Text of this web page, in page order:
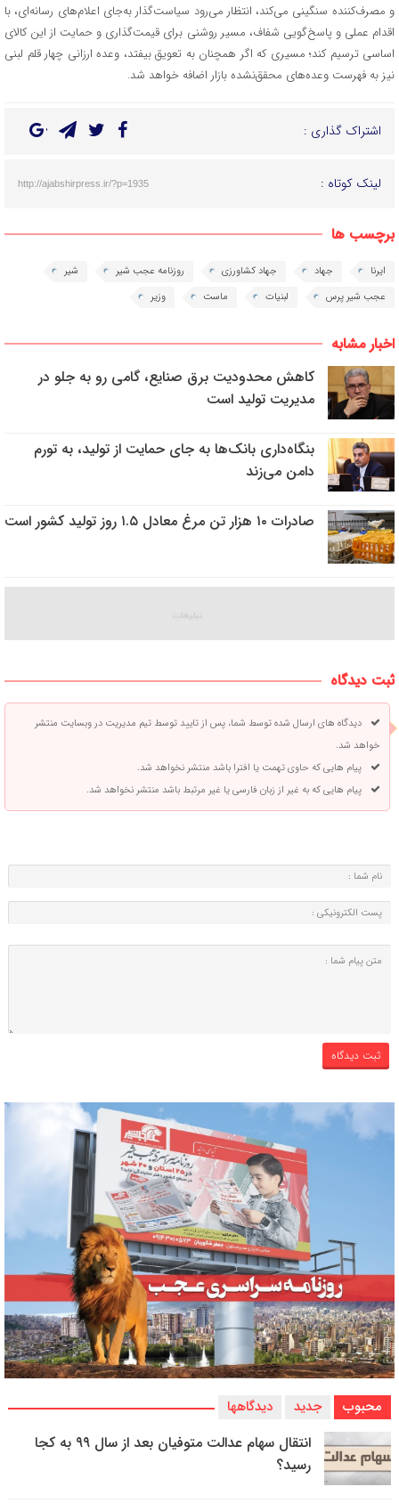
و مصرف‌کننده سنگینی می‌کند، انتظار می‌رود سیاست‌گذار به‌جای اعلام‌های رسانه‌ای، با
اقدام عملی و پاسخ‌گویی شفاف، مسیر روشنی برای قیمت‌گذاری و حمایت از این کالای
اساسی ترسیم کند؛ مسیری که اگر همچنان به تعویق بیفتد، وعده ارزانی چهار قلم لبنی
نیز به فهرست وعده‌های محقق‌نشده بازار اضافه خواهد شد.
اشتراک گذاری :
لینک کوتاه : http://ajabshirpress.ir/?p=1935
برچسب ها
ایرنا جهاد جهاد کشاورزی روزنامه عجب شیر
شیر
عجب شیر پرس
لبنیات ماست وزیر
اخبار مشابه
کاهش محدودیت برق صنایع، گامی رو به جلو در
مدیریت تولید است
بنگاه‌داری بانک‌ها به جای حمایت از تولید، به تورم
دامن می‌زند
صادرات ۱۰ هزار تن مرغ معادل ۱.۵ روز تولید کشور است
ثبت دیدگاه
دیدگاه های ارسال شده توسط شما، پس از تایید توسط تیم مدیریت در وبسایت منتشر
خواهد شد.
پیام هایی که حاوی تهمت یا افترا باشد منتشر نخواهد شد.
پیام هایی که به غیر از زبان فارسی یا غیر مرتبط باشد منتشر نخواهد شد.
محبوب جدید دیدگاهها
انتقال سهام عدالت متوفیان بعد از سال ۹۹ به کجا
رسید؟